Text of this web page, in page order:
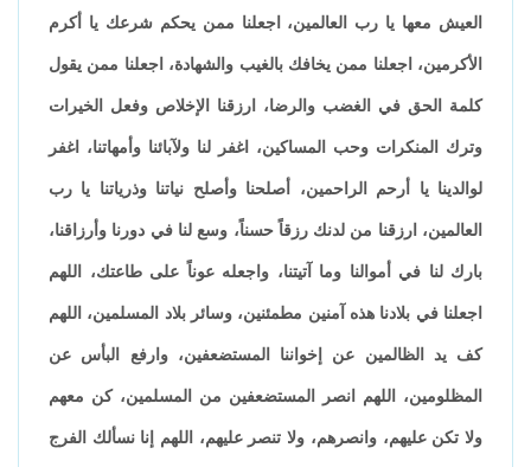
العيش معها يا رب العالمين، اجعلنا ممن يحكم شرعك يا أكرم
الأكرمين، اجعلنا ممن يخافك بالغيب والشهادة، اجعلنا ممن يقول
كلمة الحق في الغضب والرضا، ارزقنا الإخلاص وفعل الخيرات
وترك المنكرات وحب المساكين، اغفر لنا ولآبائنا وأمهاتنا، اغفر
لوالدينا يا أرحم الراحمين، أصلحنا وأصلح نياتنا وذرياتنا يا رب
العالمين، ارزقنا من لدنك رزقاً حسناً، وسع لنا في دورنا وأرزاقنا،
بارك لنا في أموالنا وما آتيتنا، واجعله عوناً على طاعتك، اللهم
اجعلنا في بلادنا هذه آمنين مطمئنين، وسائر بلاد المسلمين، اللهم
كف يد الظالمين عن إخواننا المستضعفين، وارفع البأس عن
المظلومين، اللهم انصر المستضعفين من المسلمين، كن معهم
ولا تكن عليهم، وانصرهم، ولا تنصر عليهم، اللهم إنا نسألك الفرج